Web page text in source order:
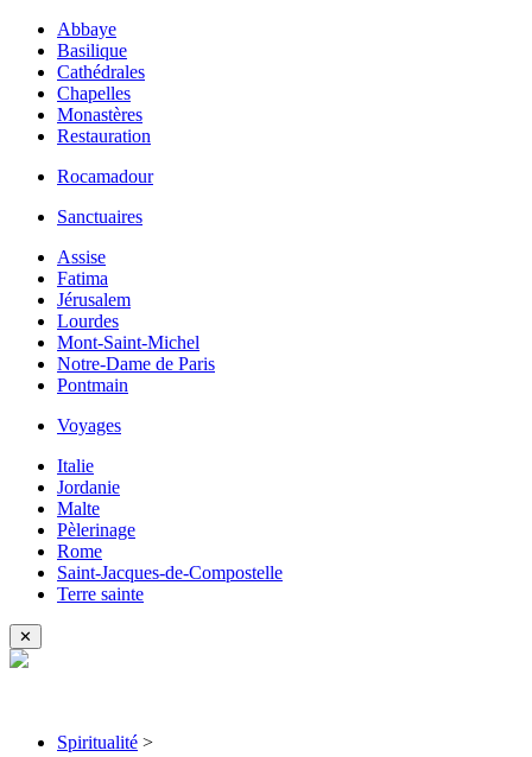
Abbaye
Basilique
Cathédrales
Chapelles
Monastères
Restauration
Rocamadour
Sanctuaires
Assise
Fatima
Jérusalem
Lourdes
Mont-Saint-Michel
Notre-Dame de Paris
Pontmain
Voyages
Italie
Jordanie
Malte
Pèlerinage
Rome
Saint-Jacques-de-Compostelle
Terre sainte
✕
Spiritualité >